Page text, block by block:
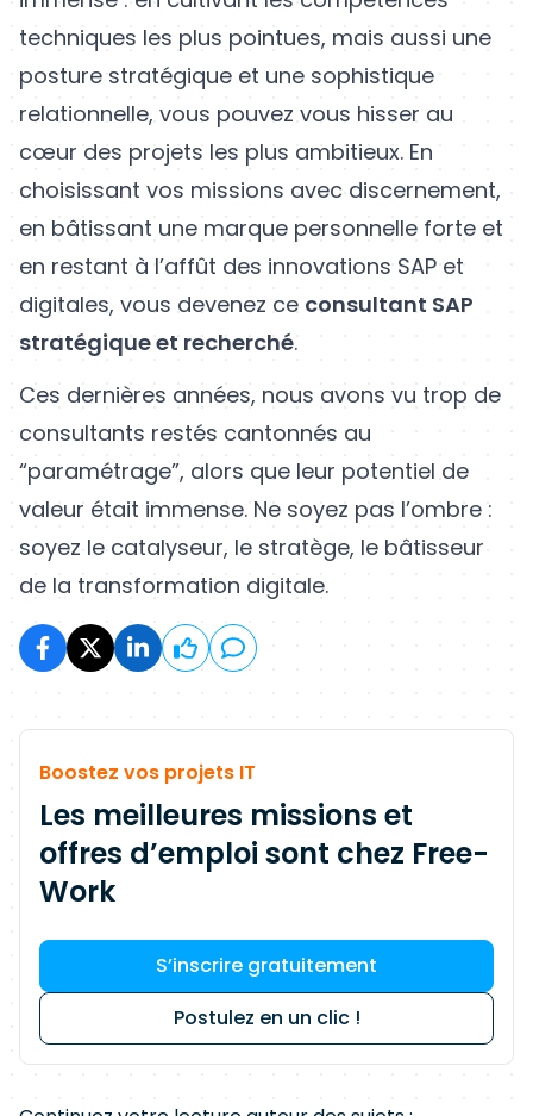
techniques les plus pointues, mais aussi une
posture stratégique et une sophistique
relationnelle, vous pouvez vous hisser au
cœur des projets les plus ambitieux. En
choisissant vos missions avec discernement,
en bâtissant une marque personnelle forte et
en restant à l’affût des innovations SAP et
digitales, vous devenez ce consultant SAP
stratégique et recherché.
Ces dernières années, nous avons vu trop de
consultants restés cantonnés au
“paramétrage”, alors que leur potentiel de
valeur était immense. Ne soyez pas l’ombre :
soyez le catalyseur, le stratège, le bâtisseur
de la transformation digitale.
Boostez vos projets IT
Les meilleures missions et
offres d’emploi sont chez Free-
Work
S’inscrire gratuitement
Postulez en un clic !